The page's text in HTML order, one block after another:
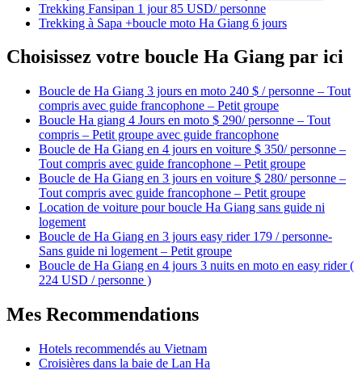
Trekking Fansipan 1 jour 85 USD/ personne
Trekking à Sapa +boucle moto Ha Giang 6 jours
Choisissez votre boucle Ha Giang par ici
Boucle de Ha Giang 3 jours en moto 240 $ / personne – Tout
compris avec guide francophone – Petit groupe
Boucle Ha giang 4 Jours en moto $ 290/ personne – Tout
compris – Petit groupe avec guide francophone
Boucle de Ha Giang en 4 jours en voiture $ 350/ personne –
Tout compris avec guide francophone – Petit groupe
Boucle de Ha Giang en 3 jours en voiture $ 280/ personne –
Tout compris avec guide francophone – Petit groupe
Location de voiture pour boucle Ha Giang sans guide ni
logement
Boucle de Ha Giang en 3 jours easy rider 179 / personne-
Sans guide ni logement – Petit groupe
Boucle de Ha Giang en 4 jours 3 nuits en moto en easy rider (
224 USD / personne )
Mes Recommendations
Hotels recommendés au Vietnam
Croisières dans la baie de Lan Ha